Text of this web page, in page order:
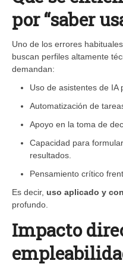
por “saber
Uno de los errores
buscan perfiles altamente
demandan:
Uso de asistentes de IA
Automatización de
Apoyo en la toma de
Capacidad para
resultados.
Pensamiento crítico
Es decir, uso aplicado y
profundo.
Impacto